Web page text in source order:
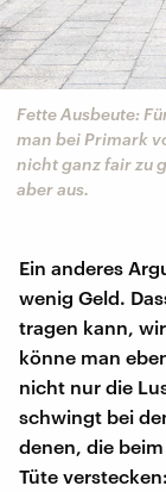
Fette Ausbeute:
man bei Primark
nicht ganz fair zu
aber aus.
Ein anderes
wenig Geld.
tragen kann,
könne man
nicht nur die
schwingt bei
denen, die
Tüte